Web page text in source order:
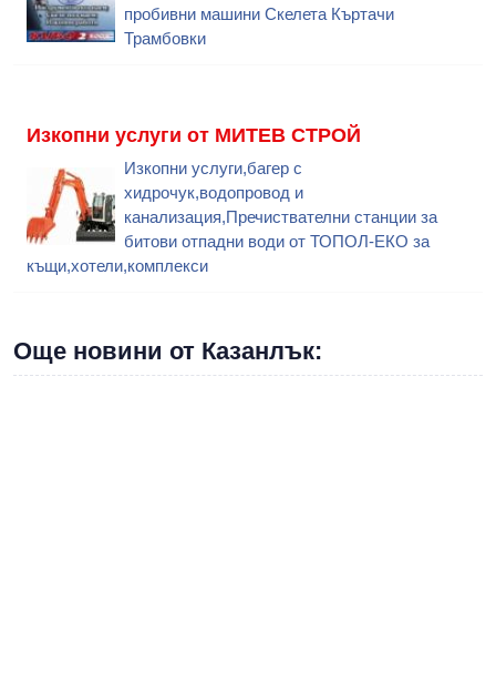
пробивни машини Скелета Къртачи
Трамбовки
Изкопни услуги от МИТЕВ СТРОЙ
Изкопни услуги,багер с
хидрочук,водопровод и
канализация,Пречиствателни станции за
битови отпадни води от ТОПОЛ-ЕКО за
къщи,хотели,комплекси
Още новини от Казанлък: